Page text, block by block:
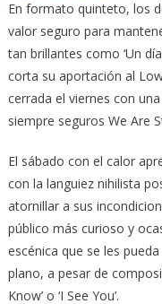
En formato quinteto, los
valor seguro para
tan brillantes como ‘Un día
corta su aportación al
cerrada el viernes con
siempre seguros We Are
El sábado con el calor
con la languiez nihilista
atornillar a sus
público más curioso y
escénica que se les
plano, a pesar de
Know’ o ‘I See You’.